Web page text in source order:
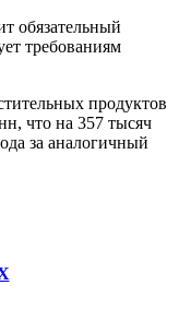
обязательный
требованиям
продуктов
что на 357 тысяч
за аналогичный